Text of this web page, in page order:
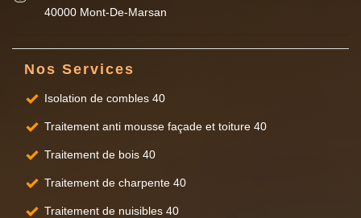
40000 Mont-De-Marsan
Nos Services
Isolation de combles 40
Traitement anti mousse façade et toiture 40
Traitement de bois 40
Traitement de charpente 40
Traitement de nuisibles 40